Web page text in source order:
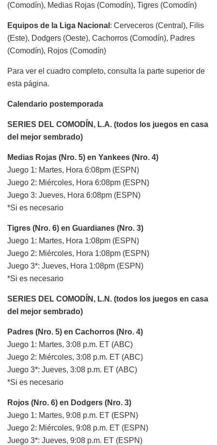
(Comodín), Medias Rojas (Comodín), Tigres (Comodín)
Equipos de la Liga Nacional : Cerveceros (Central), Filis
(Este), Dodgers (Oeste), Cachorros (Comodín), Padres
(Comodín), Rojos (Comodín)
Para ver el cuadro completo, consulta la parte superior de
esta página.
Calendario postemporada
SERIES DEL COMODÍN, L.A. (todos los juegos en casa
del mejor sembrado)
Medias Rojas (Nro. 5) en Yankees (Nro. 4)
Juego 1: Martes, Hora 6:08pm (ESPN)
Juego 2: Miércoles, Hora 6:08pm (ESPN)
Juego 3: Jueves, Hora 6:08pm (ESPN)
*Si es necesario
Tigres (Nro. 6) en Guardianes (Nro. 3)
Juego 1: Martes, Hora 1:08pm (ESPN)
Juego 2: Miércoles, Hora 1:08pm (ESPN)
Juego 3*: Jueves, Hora 1:08pm (ESPN)
*Si es necesario
SERIES DEL COMODÍN, L.N. (todos los juegos en casa
del mejor sembrado)
Padres (Nro. 5) en Cachorros (Nro. 4)
Juego 1: Martes, 3:08 p.m. ET (ABC)
Juego 2: Miércoles, 3:08 p.m. ET (ABC)
Juego 3*: Jueves, 3:08 p.m. ET (ABC)
*Si es necesario
Rojos (Nro. 6) en Dodgers (Nro. 3)
Juego 1: Martes, 9:08 p.m. ET (ESPN)
Juego 2: Miércoles, 9:08 p.m. ET (ESPN)
Juego 3*: Jueves, 9:08 p.m. ET (ESPN)